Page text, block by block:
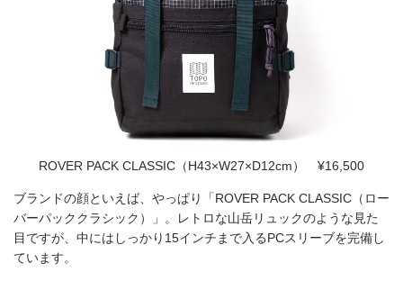
ROVER PACK CLASSIC（H43×W27×D12cm） ¥16,500
ブランドの顔といえば、やっぱり「ROVER PACK CLASSIC（ロー
バーパッククラシック）」。レトロな山岳リュックのような見た
目ですが、中にはしっかり15インチまで入るPCスリーブを完備し
ています。